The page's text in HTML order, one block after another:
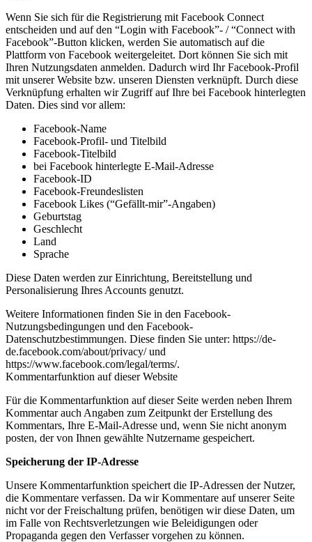
Wenn Sie sich für die Registrierung mit Facebook Connect
entscheiden und auf den “Login with Facebook”- / “Connect with
Facebook”-Button klicken, werden Sie automatisch auf die
Plattform von Facebook weitergeleitet. Dort können Sie sich mit
Ihren Nutzungsdaten anmelden. Dadurch wird Ihr Facebook-Profil
mit unserer Website bzw. unseren Diensten verknüpft. Durch diese
Verknüpfung erhalten wir Zugriff auf Ihre bei Facebook hinterlegten
Daten. Dies sind vor allem:
Facebook-Name
Facebook-Profil- und Titelbild
Facebook-Titelbild
bei Facebook hinterlegte E-Mail-Adresse
Facebook-ID
Facebook-Freundeslisten
Facebook Likes (“Gefällt-mir”-Angaben)
Geburtstag
Geschlecht
Land
Sprache
Diese Daten werden zur Einrichtung, Bereitstellung und
Personalisierung Ihres Accounts genutzt.
Weitere Informationen finden Sie in den Facebook-
Nutzungsbedingungen und den Facebook-
Datenschutzbestimmungen. Diese finden Sie unter: https://de-
de.facebook.com/about/privacy/ und
https://www.facebook.com/legal/terms/.
Kommentarfunktion auf dieser Website
Für die Kommentarfunktion auf dieser Seite werden neben Ihrem
Kommentar auch Angaben zum Zeitpunkt der Erstellung des
Kommentars, Ihre E-Mail-Adresse und, wenn Sie nicht anonym
posten, der von Ihnen gewählte Nutzername gespeichert.
Speicherung der IP-Adresse
Unsere Kommentarfunktion speichert die IP-Adressen der Nutzer,
die Kommentare verfassen. Da wir Kommentare auf unserer Seite
nicht vor der Freischaltung prüfen, benötigen wir diese Daten, um
im Falle von Rechtsverletzungen wie Beleidigungen oder
Propaganda gegen den Verfasser vorgehen zu können.